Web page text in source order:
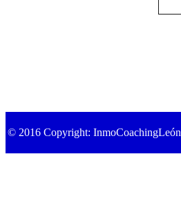
© 2016 Copyright: InmoCoachingLeón